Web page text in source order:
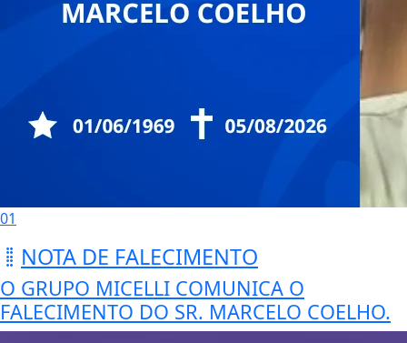
01
NOTA DE FALECIMENTO
O GRUPO MICELLI COMUNICA O
FALECIMENTO DO SR. MARCELO COELHO.